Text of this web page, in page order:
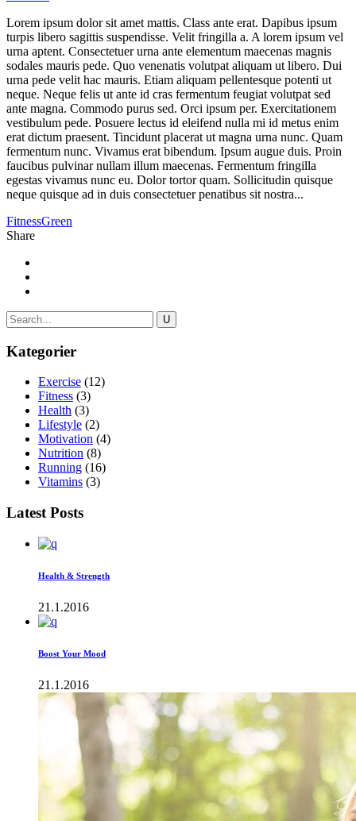
Lorem ipsum dolor sit amet mattis. Class ante erat. Dapibus ipsum
turpis libero sagittis suspendisse. Velit fringilla a. A lorem ipsum vel
urna aptent. Consectetuer urna ante elementum maecenas magnis
sodales mauris pede. Quo venenatis volutpat aliquam ut libero. Dui
urna pede velit hac mauris. Etiam aliquam pellentesque potenti ut
neque. Neque felis ut ante id cras fermentum feugiat volutpat sed
ante magna. Commodo purus sed. Orci ipsum per. Exercitationem
vestibulum pede. Posuere lectus id eleifend nulla mi id metus enim
erat dictum praesent. Tincidunt placerat ut magna urna nunc. Quam
fermentum nunc. Vivamus erat bibendum. Ipsum augue duis. Proin
faucibus pulvinar nullam illum maecenas. Fermentum fringilla
egestas vivamus nunc eu. Dolor tortor quam. Sollicitudin quisque
neque quisque ad in duis consectetuer penatibus sit nostra...
FitnessGreen
Share
Kategorier
Exercise (12)
Fitness (3)
Health (3)
Lifestyle (2)
Motivation (4)
Nutrition (8)
Running (16)
Vitamins (3)
Latest Posts
Health & Strength
21.1.2016
Boost Your Mood
21.1.2016